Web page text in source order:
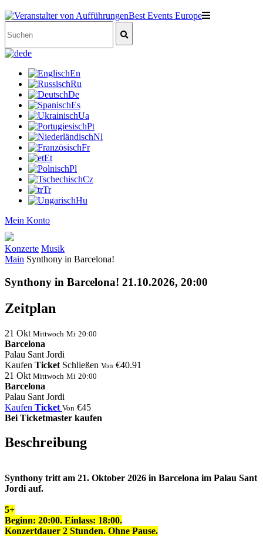
de
En
Ru
De
Es
Ua
Pt
Nl
Fr
Et
Pl
Cz
Tr
Hu
Mein Konto
Konzerte Musik
Main Synthony in Barcelona!
Synthony in Barcelona! 21.10.2026, 20:00
Zeitplan
21 Okt Mittwoch Mi 20:00
Barcelona
Palau Sant Jordi
Kaufen Ticket Schließen Von €40.91
21 Okt Mittwoch Mi 20:00
Barcelona
Palau Sant Jordi
Kaufen Ticket Von €45
Bei Ticketmaster kaufen
Beschreibung
Synthony tritt am 21. Oktober 2026 in Barcelona im Palau Sant
Jordi auf.
5+
Beginn: 20:00. Einlass: 18:00.
Konzertdauer 2 Stunden. Ohne Pause.